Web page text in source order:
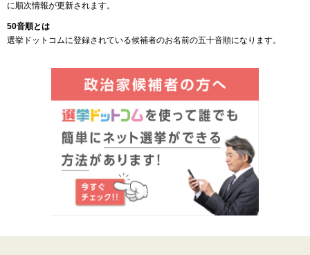
に順次情報が更新されます。
50音順とは
選挙ドットコムに登録されている候補者のお名前の五十音順になります。